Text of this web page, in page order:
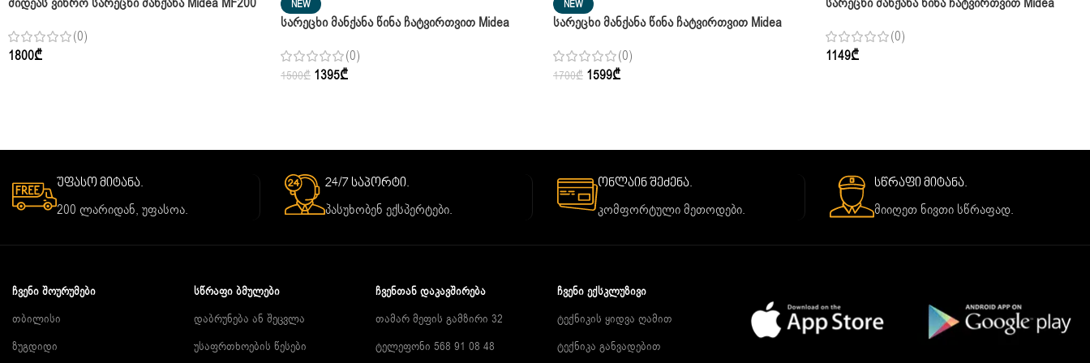
(0)
1800₾
NEW
Სარეცხი Მანქანა Წინა Ჩატვირთვით Midea
(0)
1500₾ 1395₾
NEW
Სარეცხი Მანქანა Წინა Ჩატვირთვით Midea
(0)
1700₾ 1599₾
(0)
1149₾
უფასო მიტანა.
200 ლარიდან, უფასოა.
24/7 საპორტი.
პასუხობენ ექსპერტები.
ონლაინ შეძენა.
კომფორტული მეთოდები.
სწრაფი მიტანა.
მიიღეთ ნივთი სწრაფად.
ᲩᲕᲔᲜᲘ ᲨᲝᲣᲠᲣᲛᲔᲑᲘ
თბილისი
ზუგდიდი
ᲡᲬᲠᲐᲤᲘ ᲑᲛᲣᲚᲔᲑᲘ
დაბრუნება ან შეცვლა
უსაფრთხოების წესები
ᲩᲕᲔᲜᲗᲐᲜ ᲓᲐᲙᲐᲕᲨᲘᲠᲔᲑᲐ
თამარ მეფის გამზირი 32
ტელეფონი 568 91 08 48
ᲩᲕᲔᲜᲘ ᲔᲥᲡᲙᲚᲣᲖᲘᲕᲘ
ტექნიკის ყიდვა ღამით
ტექნიკა განვადებით